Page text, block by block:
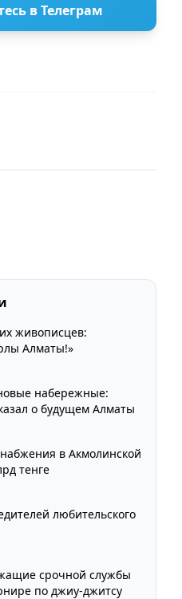
в Телеграм
живописцев:
Алматы!»
набережные:
о будущем Алматы
в Акмолинской
тенге
любительского
срочной службы
по джиу-джитсу